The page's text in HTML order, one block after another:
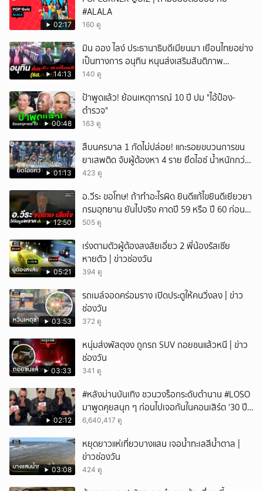
02:17
#ALALA
160 ดู
14:13
มิน ออง ไลง์ ประธานาธิบดีเมียนมา เยือนไทยอย่าง
เป็นทางการ อนุทิน หนุนส่งเสริมสันติภาพ
เสถียรภาพชายแดน
140 ดู
00:48
ป้าพูดแล้ว! ย้อนเหตุการณ์ 10 ปี ปม "ไอ้ป๋อง-
ตำรวจ"
163 ดู
01:13
สืบนครบาล 1 กัดไม่ปล่อย! แกะรอยขบวนการขน
ยาเสพติด จับผู้ต้องหา 4 ราย ยึดไอซ์ น้ำหนักกว่า
300 กก. ก่อนเข้ากลางกรุง
423 ดู
12:50
อ.วีระ ขอโทษ! ถ้าทำอะไรผิด ยินดีแก้ไขยินดีเยียวยา
กรมอุทยาน ยันไปจริง คาดปี 59 หรือ ปี 60 ก่อน
ปิดให้พัก
505 ดู
05:21
เร่งตามตัวผู้ต้องสงสัยเอี่ยว 2 พี่น้องรัสเซีย
หายตัว | ข่าวช่องวัน
394 ดู
03:53
รถเมล์จอดคร่อมราง เปิดประตูให้คนวิ่งลง | ข่าว
ช่องวัน
372 ดู
03:33
หนุ่มส่งพัสดุงง ถูกรถ SUV ถอยชนแล้วหนี | ข่าว
ช่องวัน
341 ดู
02:12
#หลังม่านบันเทิง ชวนวงร็อกระดับตำนาน #LOSO
มาพูดคุยสนุก ๆ ก่อนไปเจอกันในคอนเสิร์ต '30 ปี
LOSO นานเท่าไรก็รอ'
6,640,417 ดู
03:08
หยุดยาวแห่เที่ยวบางแสน เจอน้ำทะเลสีน้ำตาล |
ข่าวช่องวัน
424 ดู
ยกเลิก